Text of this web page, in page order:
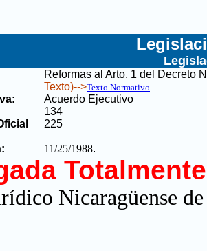
Reformas al Arto. 1 del Decreto
Texto)-->Texto Normativo
Acuerdo Ejecutivo
134
225
11/25/1988.
Nicaragüense